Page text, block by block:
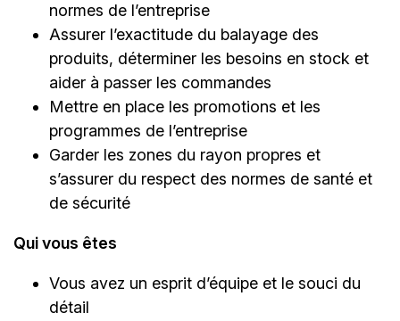
normes de l’entreprise
Assurer l’exactitude du balayage des
produits, déterminer les besoins en stock et
aider à passer les commandes
Mettre en place les promotions et les
programmes de l’entreprise
Garder les zones du rayon propres et
s’assurer du respect des normes de santé et
de sécurité
Qui vous êtes
Vous avez un esprit d’équipe et le souci du
détail